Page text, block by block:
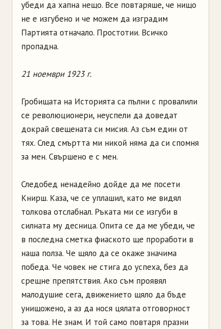
убеди да хапна нещо. Все повтаряше, че нищо
не е изгубено и че можем да изградим
Партията отначало. Простотии. Всичко
пропадна.
21 ноември 1923 г.
Гробищата на Историята са пълни с провалили
се революционери, неуспели да доведат
докрай свещената си мисия. Аз съм един от
тях. След смъртта ми никой няма да си спомня
за мен. Свършено е с мен.
Следобед ненадейно дойде да ме посети
Книрш. Каза, че се уплашил, като ме видял
толкова отслабнал. Ръката ми се изгуби в
силната му десница. Опита се да ме убеди, че
в последна сметка фиаското ще проработи в
наша полза. Че щяло да се окаже значима
победа. Че човек не стига до успеха, без да
срещне препятствия. Ако съм проявял
малодушие сега, движението щяло да бъде
унищожено, а аз да нося цялата отговорност
за това. Не знам. И той само повтаря празни